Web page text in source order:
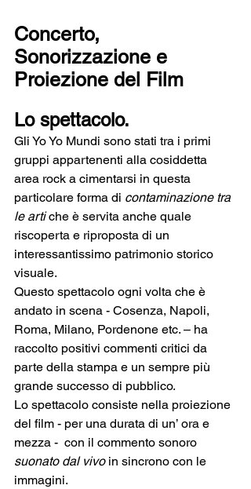
Concerto,
Sonorizzazione e
Proiezione del Film
Lo spettacolo.
Gli Yo Yo Mundi sono stati tra i primi
gruppi appartenenti alla cosiddetta
area rock a cimentarsi in questa
particolare forma di contaminazione tra
le arti che è servita anche quale
riscoperta e riproposta di un
interessantissimo patrimonio storico
visuale.
Questo spettacolo ogni volta che è
andato in scena - Cosenza, Napoli,
Roma, Milano, Pordenone etc. – ha
raccolto positivi commenti critici da
parte della stampa e un sempre più
grande successo di pubblico.
Lo spettacolo consiste nella proiezione
del film - per una durata di un’ ora e
mezza -  con il commento sonoro
suonato dal vivo in sincrono con le
immagini.